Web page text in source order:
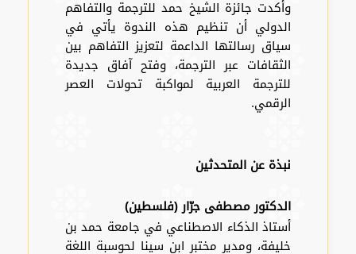
وأكدت جائزة الشيخ حمد للترجمة والتفاهم
الدولي أن تنظيم هذه الندوة يأتي في
سياق رسالتها الداعمة لتعزيز التفاهم بين
الثقافات عبر الترجمة، وفتح آفاق جديدة
للترجمة العربية لمواكبة تحولات العصر
الرقمي.
نبذة عن المتحدثين
الدكتور مصطفى جرّار (فلسطين)
أستاذ الذكاء الاصطناعي في جامعة حمد بن
خليفة، ومدير مختبر ابن سينا لحوسبة اللغة